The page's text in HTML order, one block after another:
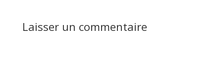
Laisser un commentaire